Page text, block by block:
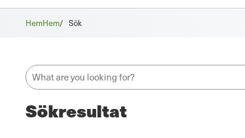
Hem /
Hem Sök
Sökresultat